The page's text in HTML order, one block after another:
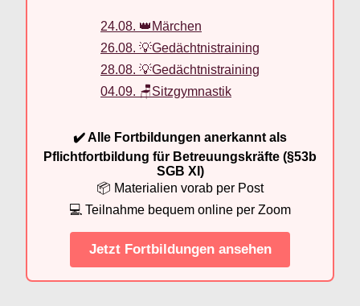
24.08. 👑Märchen
26.08. 💡Gedächtnistraining
28.08. 💡Gedächtnistraining
04.09. 🪑Sitzgymnastik
✔️ Alle Fortbildungen anerkannt als
Pflichtfortbildung für Betreuungskräfte (§53b
SGB XI)
📦 Materialien vorab per Post
💻 Teilnahme bequem online per Zoom
Jetzt Fortbildungen ansehen